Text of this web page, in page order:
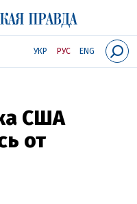
УКР РУС ENG
США
от